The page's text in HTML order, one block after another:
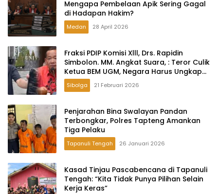
Mengapa Pembelaan Apik Sering Gagal
di Hadapan Hakim?
Medan 28 April 2026
Fraksi PDIP Komisi Xlll, Drs. Rapidin
Simbolon. MM. Angkat Suara, : Teror Culik
Ketua BEM UGM, Negara Harus Ungkap
Tak Cukup Hanya Klarifikasi
Sibolga 21 Februari 2026
Penjarahan Bina Swalayan Pandan
Terbongkar, Polres Tapteng Amankan
Tiga Pelaku
Tapanuli Tengah 26 Januari 2026
Kasad Tinjau Pascabencana di Tapanuli
Tengah: “Kita Tidak Punya Pilihan Selain
Kerja Keras”